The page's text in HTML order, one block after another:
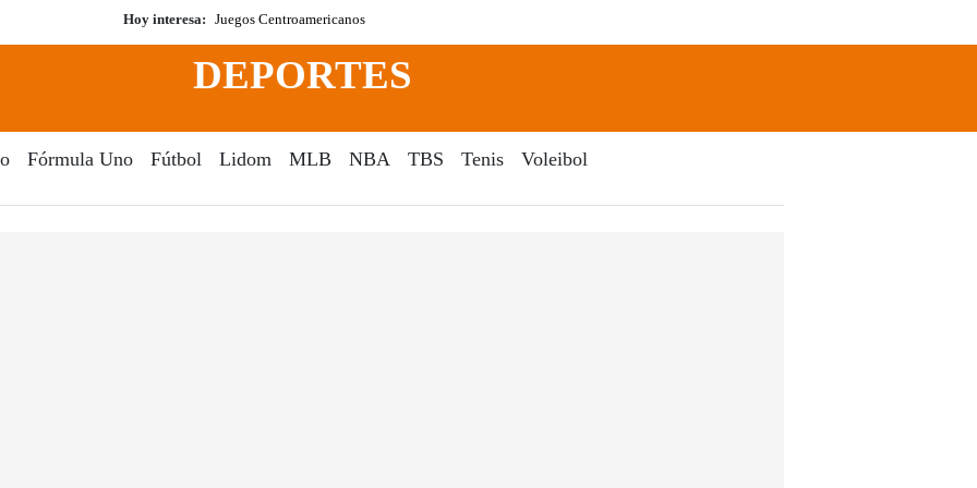
Hoy interesa: Juegos Centroamericanos
Search
DEPORTES
Fórmula Uno Fútbol Lidom MLB NBA TBS Tenis Voleibol